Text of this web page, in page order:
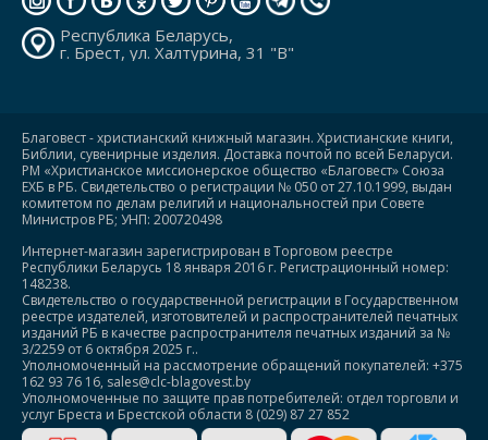
Республика Беларусь,
г. Брест, ул. Халтурина, 31 "В"
Благовест - христианский книжный магазин. Христианские книги,
Библии, сувенирные изделия. Доставка почтой по всей Беларуси.
РМ «Христианское миссионерское общество «Благовест» Союза
ЕХБ в РБ. Свидетельство о регистрации № 050 от 27.10.1999, выдан
комитетом по делам религий и национальностей при Совете
Министров РБ; УНП: 200720498
Интернет-магазин зарегистрирован в Торговом реестре
Республики Беларусь 18 января 2016 г. Регистрационный номер:
148238.
Свидетельство о государственной регистрации в Государственном
реестре издателей, изготовителей и распространителей печатных
изданий РБ в качестве распространителя печатных изданий за №
3/2259 от 6 октября 2025 г..
Уполномоченный на рассмотрение обращений покупателей: +375
162 93 76 16, sales@clc-blagovest.by
Уполномоченные по защите прав потребителей: отдел торговли и
услуг Бреста и Брестской области 8 (029) 87 27 852